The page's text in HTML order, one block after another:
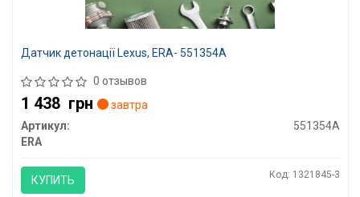
Датчик детонації Lexus, ERA- 551354A
0 отзывов
1 438 грн
завтра
Артикул:
551354A
ERA
КУПИТЬ Код: 1321845-3